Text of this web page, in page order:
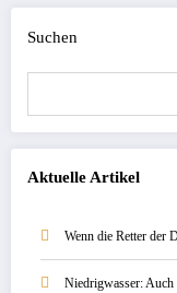
Suchen
Aktuelle Artikel
Wenn die Retter der
Niedrigwasser: